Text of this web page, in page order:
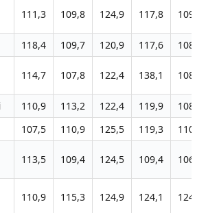
111,3 109,8 124,9 117,8 109,2
118,4 109,7 120,9 117,6
108,5
114,7 107,8 122,4 138,1 108,6
110,9 113,2 122,4 119,9
108,9
107,5 110,9 125,5 119,3
110,4
113,5 109,4 124,5 109,4 106,9
110,9 115,3 124,9 124,1 124,4